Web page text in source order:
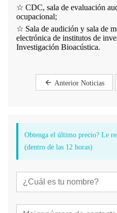
☆ CDC, sala de evaluación
ocupacional;
☆ Sala de audición y sala de
electrónica de institutos de
Investigación Bioacústica.
Anterior Noticias
Obtenga el último precio? Le
(dentro de las 12 horas)